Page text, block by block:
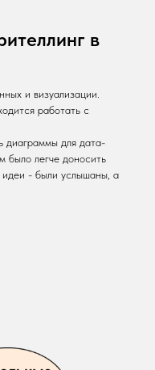
в
и визуализации.
работать с
диаграммы для дата-
было легче доносить
- были услышаны, а